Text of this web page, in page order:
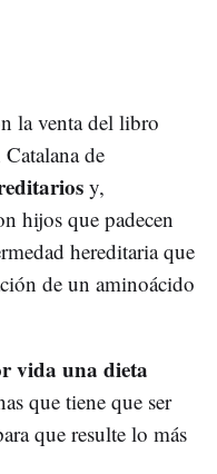
la venta del libro
de
y,
hijos que padecen
hereditaria que
de un aminoácido
vida una dieta
que tiene que ser
que resulte lo más